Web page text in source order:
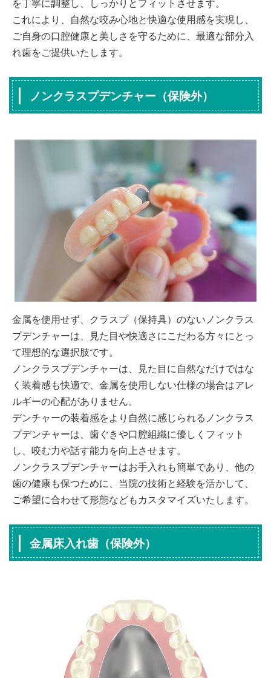
を丁寧に調整し、しっかりとフィットさせます。
これにより、自然な咬み心地と快適な使用感を実現し、
ご自身の口腔健康と美しさを守るために、最適な部分入
れ歯をご提供いたします。
ノンクラスプデンチャー（保険外）
金属を使用せず、クラスプ（保持具）のないノンクラス
プデンチャーは、見た目や快適さにこだわる方々にとっ
て理想的な選択肢です。
ノンクラスプデンチャーは、見た目に自然なだけではな
く装着感も快適で、金属を使用しない仕様の場合はアレ
ルギーの心配がありません。
デンチャーの装着感をより自然に感じられるノンクラス
プデンチャーは、歯ぐきや口腔組織に優しくフィット
し、咬む力や話す能力を向上させます。
ノンクラスプデンチャーはお手入れも簡単であり、他の
歯の健康も保つために、当院の技術と経験を活かして、
ご希望に合わせて形態などもカスタマイズいたします。
金属床入れ歯（保険外）